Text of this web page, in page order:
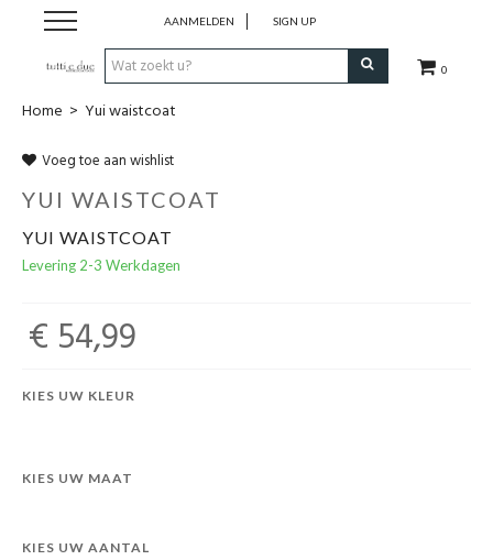
0
AANMELDEN SIGN UP
Webshop
Sales
Womenswear
Winkel
Home > Yui waistcoat
Voeg toe aan wishlist
YUI WAISTCOAT
YUI WAISTCOAT
Levering 2-3 Werkdagen
€ 54,99
KIES UW KLEUR
KIES UW MAAT
KIES UW AANTAL